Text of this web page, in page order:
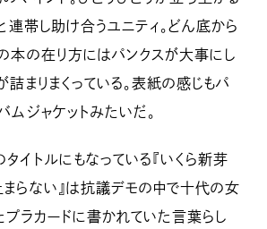
連帯し助け合うユニティ。どん底から
本の在り方にはパンクスが大事にし
詰まりまくっている。表紙の感じもパ
ムジャケットみたいだ。
イトルにもなっている『いくら新芽
らない』は抗議デモの中で十代の女
ラカードに書かれていた言葉らし